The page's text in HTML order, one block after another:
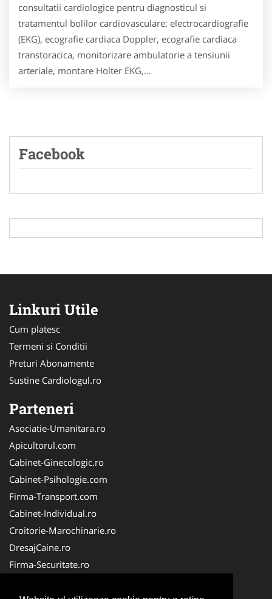
consultatii cardiologice pentru diagnosticul si
tratamentul bolilor cardiovasculare: electrocardiografie
(EKG), ecografie cardiaca Doppler, ecografie cardiaca
transtoracica, monitorizare ambulatorie a tensiunii
arteriale, montare Holter EKG,...
Facebook
Linkuri Utile
Cum platesc
Termeni si Conditii
Preturi Abonamente
Sustine Cardiologul.ro
Parteneri
Asociatie-Umanitara.ro
Apicultorul.com
Cabinet-Ginecologic.ro
Cabinet-Psihologie.com
Firma-Transport.com
Cabinet-Individual.ro
Croitorie-Marochinarie.ro
DresajCaine.ro
Firma-Securitate.ro